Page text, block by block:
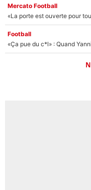
Mercato Football
Football